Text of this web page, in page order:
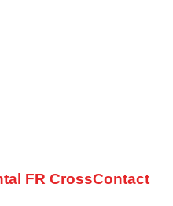
FR CrossContact